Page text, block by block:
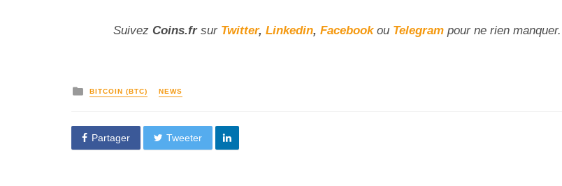
Suivez Coins.fr sur Twitter, Linkedin, Facebookou Telegram pour ne rien manquer.
BITCOIN (BTC) NEWS
Partager Tweeter